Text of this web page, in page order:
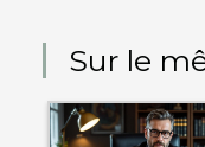
Sur le